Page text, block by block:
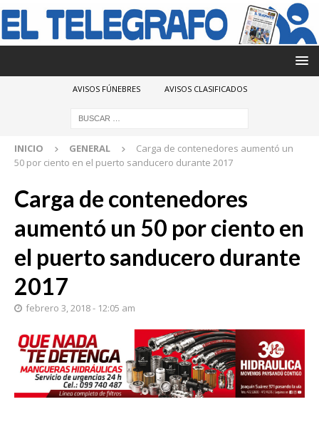
AVISOS FÚNEBRES AVISOS CLASIFICADOS
INICIO GENERAL
Carga de contenedores aumentó un
50 por ciento en el puerto sanducero durante 2017
Carga de contenedores
aumentó un 50 por ciento en
el puerto sanducero durante
2017
febrero 3, 2018 - 12:05 am